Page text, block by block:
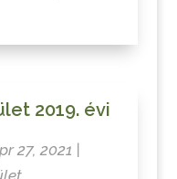
2019. évi
27, 2021 |